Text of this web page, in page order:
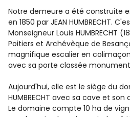
Notre demeure a été construite
en 1850 par JEAN HUMBRECHT.
Monseigneur Louis HUMBRECHT
Poitiers et Archévèque de
magnifique escalier en
avec sa porte classée
Aujourd'hui, elle est le siège du
HUMBRECHT avec sa cave et
Le domaine compte 10 ha de